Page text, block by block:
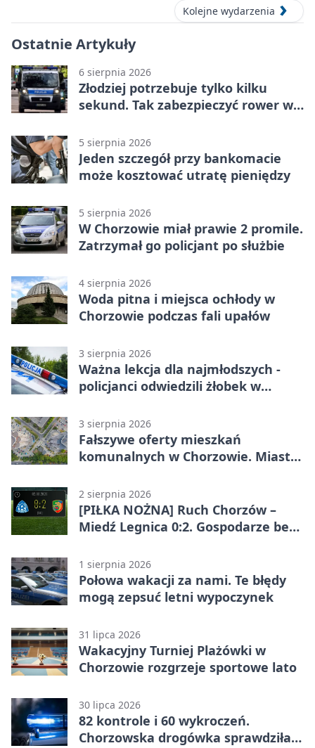
Kolejne wydarzenia
Ostatnie Artykuły
6 sierpnia 2026
Złodziej potrzebuje tylko kilku
sekund. Tak zabezpieczyć rower w
5 sierpnia 2026
Jeden szczegół przy bankomacie
może kosztować utratę pieniędzy
5 sierpnia 2026
W Chorzowie miał prawie 2 promile.
Zatrzymał go policjant po służbie
4 sierpnia 2026
Woda pitna i miejsca ochłody w
Chorzowie podczas fali upałów
3 sierpnia 2026
Ważna lekcja dla najmłodszych -
policjanci odwiedzili żłobek w
3 sierpnia 2026
Fałszywe oferty mieszkań
komunalnych w Chorzowie. Miasto
2 sierpnia 2026
[PIŁKA NOŻNA] Ruch Chorzów –
Miedź Legnica 0:2. Gospodarze bez
1 sierpnia 2026
Połowa wakacji za nami. Te błędy
mogą zepsuć letni wypoczynek
31 lipca 2026
Wakacyjny Turniej Plażówki w
Chorzowie rozgrzeje sportowe lato
30 lipca 2026
82 kontrole i 60 wykroczeń.
Chorzowska drogówka sprawdziła